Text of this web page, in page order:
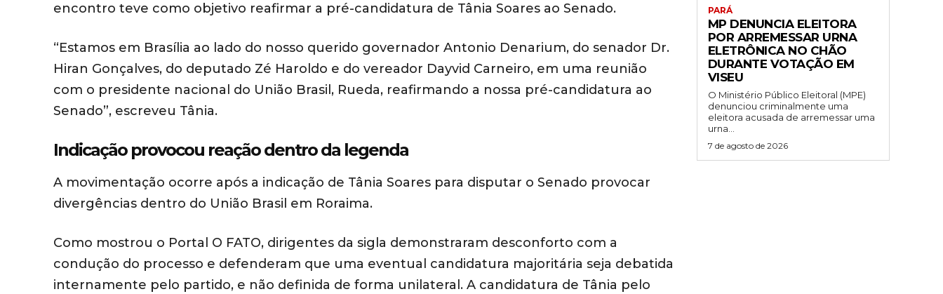
encontro teve como objetivo reafirmar a pré-candidatura de Tânia Soares ao Senado.
“Estamos em Brasília ao lado do nosso querido governador Antonio Denarium, do senador Dr.
Hiran Gonçalves, do deputado Zé Haroldo e do vereador Dayvid Carneiro, em uma reunião
com o presidente nacional do União Brasil, Rueda, reafirmando a nossa pré-candidatura ao
Senado”, escreveu Tânia.
Indicação provocou reação dentro da legenda
A movimentação ocorre após a indicação de Tânia Soares para disputar o Senado provocar
divergências dentro do União Brasil em Roraima.
Como mostrou o Portal O FATO, dirigentes da sigla demonstraram desconforto com a
condução do processo e defenderam que uma eventual candidatura majoritária seja debatida
internamente pelo partido, e não definida de forma unilateral. A candidatura de Tânia pelo
PARÁ
MP DENUNCIA ELEITORA
POR ARREMESSAR URNA
ELETRÔNICA NO CHÃO
DURANTE VOTAÇÃO EM
VISEU
O Ministério Público Eleitoral (MPE)
denunciou criminalmente uma
eleitora acusada de arremessar uma
urna...
7 de agosto de 2026